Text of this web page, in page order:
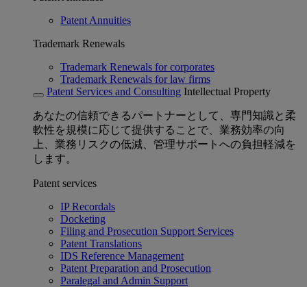
Patent Annuities
Trademark Renewals
Trademark Renewals for corporates
Trademark Renewals for law firms
Patent Services and Consulting Intellectual Property
あなたの信頼できるパートナーとして、専門知識と柔
軟性を規模に応じて提供することで、業務効率の向
上、業務リスクの低減、管理サポートへの負担軽減を
します。
Patent services
IP Recordals
Docketing
Filing and Prosecution Support Services
Patent Translations
IDS Reference Management
Patent Preparation and Prosecution
Paralegal and Admin Support